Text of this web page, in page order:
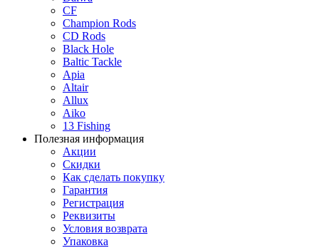
CF
Champion Rods
CD Rods
Black Hole
Baltic Tackle
Apia
Altair
Allux
Aiko
13 Fishing
Полезная информация
Акции
Скидки
Как сделать покупку
Гарантия
Регистрация
Реквизиты
Условия возврата
Упаковка